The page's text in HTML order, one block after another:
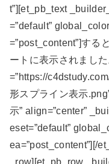
t”][et_pb_text
=”default”
=”post_content”]する
ートに表示されまし
=”https://
形スプライン表示
示” align=”center”
eset=”default”
ea=”post_content”][/